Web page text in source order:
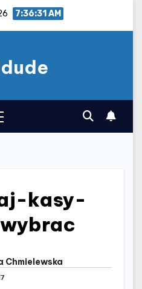
7:36:32 AM
kasy-
Chmielewska